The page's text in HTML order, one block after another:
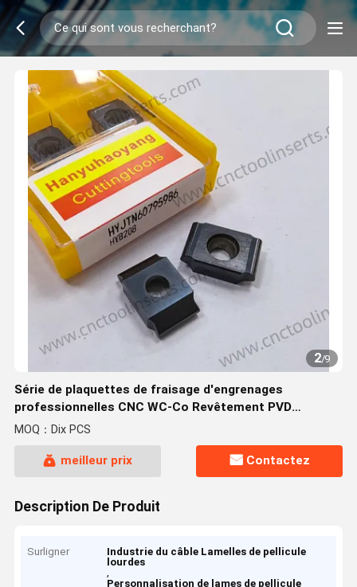
2/9
Série de plaquettes de fraisage d'engrenages
professionnelles CNC WC-Co Revêtement PVD
HYJTN60795986 HYB208, Applicable à tous les
matériaux difficiles à usiner, à l'exception des
superalliages
MOQ：Dix PCS
meilleur prix Contactez
Description De Produit
Surligner
Industrie du câble Lamelles de pellicule
lourdes
,
Personnalisation de lames de pellicule